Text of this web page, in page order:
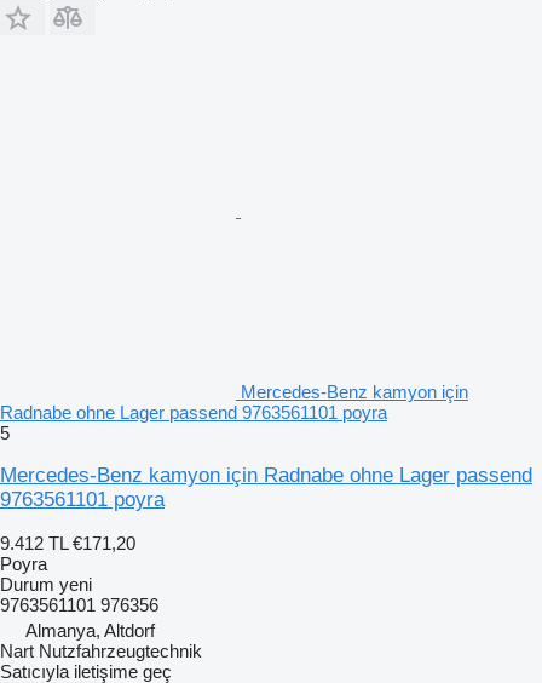
Mercedes-Benz kamyon için
Radnabe ohne Lager passend 9763561101 poyra
5
Mercedes-Benz kamyon için Radnabe ohne Lager passend
9763561101 poyra
9.412 TL €171,20
Poyra
Durum yeni
9763561101 976356
Almanya, Altdorf
Nart Nutzfahrzeugtechnik
Satıcıyla iletişime geç